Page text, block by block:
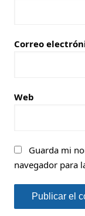
Correo
Web
Guarda mi
navegador para